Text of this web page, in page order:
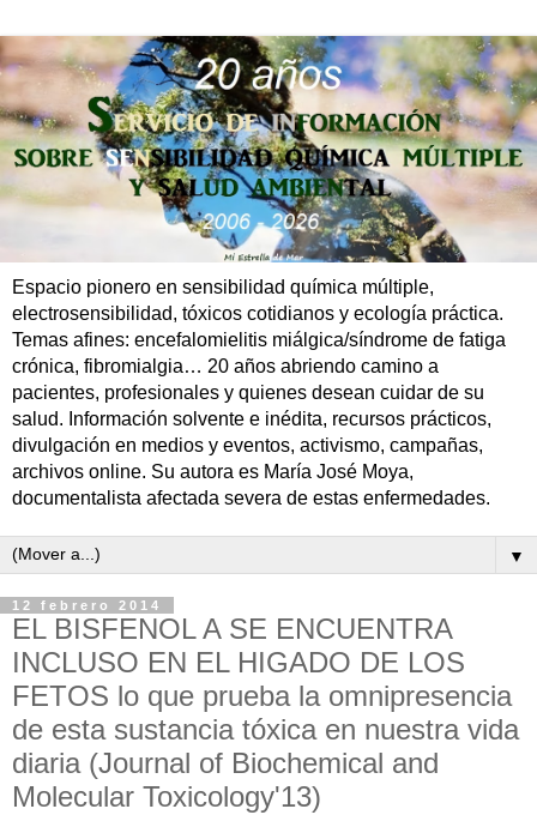
Espacio pionero en sensibilidad química múltiple,
electrosensibilidad, tóxicos cotidianos y ecología práctica.
Temas afines: encefalomielitis miálgica/síndrome de fatiga
crónica, fibromialgia… 20 años abriendo camino a
pacientes, profesionales y quienes desean cuidar de su
salud. Información solvente e inédita, recursos prácticos,
divulgación en medios y eventos, activismo, campañas,
archivos online. Su autora es María José Moya,
documentalista afectada severa de estas enfermedades.
▼
12 febrero 2014
EL BISFENOL A SE ENCUENTRA
INCLUSO EN EL HIGADO DE LOS
FETOS lo que prueba la omnipresencia
de esta sustancia tóxica en nuestra vida
diaria (Journal of Biochemical and
Molecular Toxicology'13)